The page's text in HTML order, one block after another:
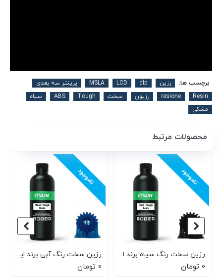
برچسب ها: رزین dlp
LCD
MSLA
پرینتر سه بعدی
Resin
resione رزیون سخت Tough
ABS
سیاه
مشکی
محصولات مرتبط
ناموجود
رزین سخت رنگ سیاه برند ایسان Esun Hard-Tough Resin Black
0 تومان
ناموجود
رزین سخت رنگ آبی برند ایسان Esun Hard-Tough Resin Blue
0 تومان